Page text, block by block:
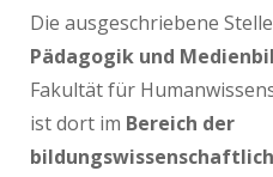
Die ausgeschriebene
Pädagogik und
Fakultät für
ist dort im Bereich der